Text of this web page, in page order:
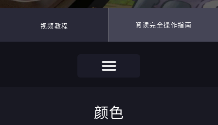
视频教程 阅读完全操作指南
颜色